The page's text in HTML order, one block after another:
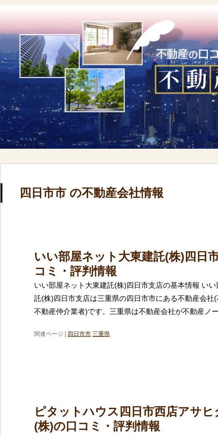
四日市市 の不動産会社情報
いい部屋ネット大東建託(株)四日
コミ・評判情報
いい部屋ネット大東建託(株)四日市支店の基本情報 い
託(株)四日市支店は三重県の四日市市にある不動産会社
不動産仲介業者)です。三重県は不動産会社が不動産ノ
関連ページ | 四日市市 三重県
ピタットハウス四日市西店アサ
(株)の口コミ・評判情報